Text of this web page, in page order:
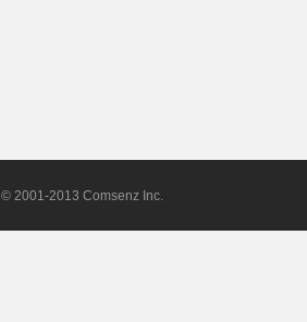
© 2001-2013 Comsenz Inc.